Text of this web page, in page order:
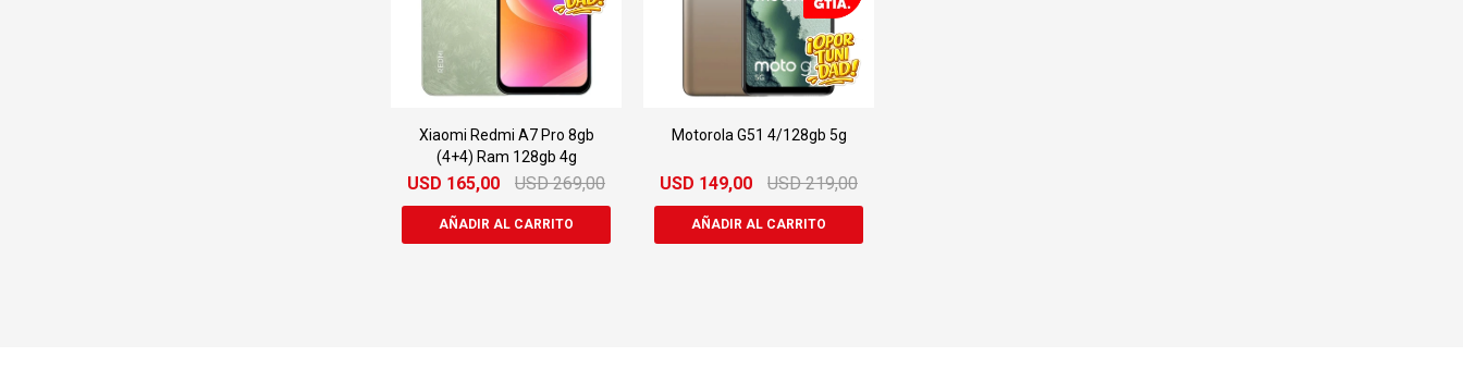
Xiaomi Redmi A7 Pro 8gb
(4+4) Ram 128gb 4g
USD 165,00 USD 269,00
Motorola G51 4/128gb 5g
USD 149,00 USD 219,00